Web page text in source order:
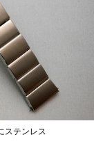
テンレス